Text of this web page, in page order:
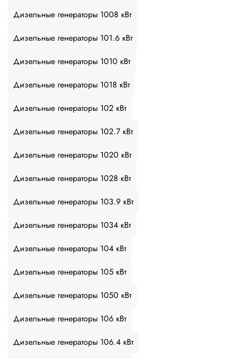
Дизельные генераторы 1008 кВт
Дизельные генераторы 101.6 кВт
Дизельные генераторы 1010 кВт
Дизельные генераторы 1018 кВт
Дизельные генераторы 102 кВт
Дизельные генераторы 102.7 кВт
Дизельные генераторы 1020 кВт
Дизельные генераторы 1028 кВт
Дизельные генераторы 103.9 кВт
Дизельные генераторы 1034 кВт
Дизельные генераторы 104 кВт
Дизельные генераторы 105 кВт
Дизельные генераторы 1050 кВт
Дизельные генераторы 106 кВт
Дизельные генераторы 106.4 кВт